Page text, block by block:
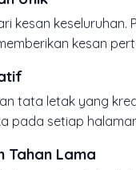
kesan
kesan
tata letak yang
pada setiap
Tahan Lama